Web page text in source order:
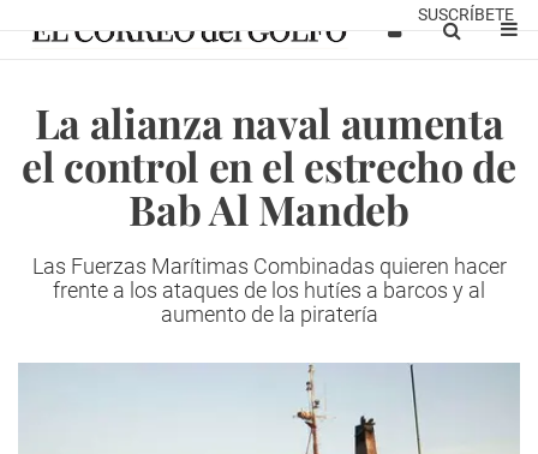
SUSCRÍBETE
La alianza naval aumenta
el control en el estrecho de
Bab Al Mandeb
Las Fuerzas Marítimas Combinadas quieren hacer
frente a los ataques de los hutíes a barcos y al
aumento de la piratería